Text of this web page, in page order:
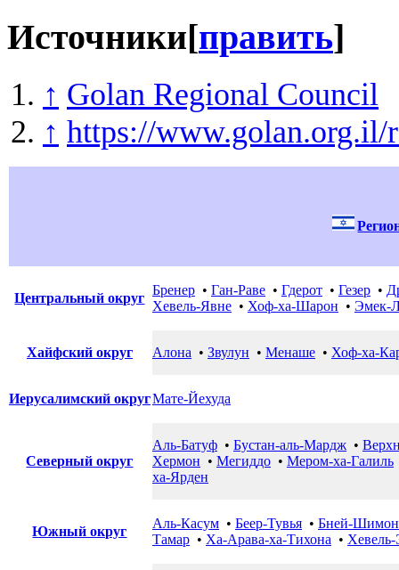
Источники[править]
↑ Golan Regional Council
↑ https://www.golan.org.il/
Центральный округ
Бренер • Ган-Раве • Гдерот • Гезер •
Хевель-Явне • Хоф-ха-Шарон • Эмек-
Хайфский округ Алона • Звулун • Менаше • Хоф-ха-
Иерусалимский округМате-Йехуда
Северный округ
Аль-Батуф • Бустан-аль-Мардж •
Хермон • Мегиддо • Мером-ха-Галиль
ха-Ярден
Южный округ
Аль-Касум • Беер-Тувья • Бней-Шимон
Тамар • Ха-Арава-ха-Тихона •